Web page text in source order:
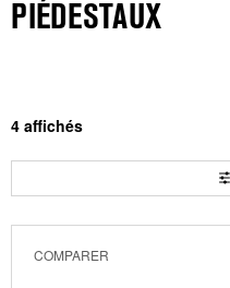
PIÉDESTAUX
4
COMPARER